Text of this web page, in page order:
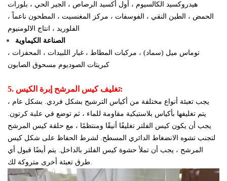
هيدروكسيد الكالسيوم ، أول أكسيد الرصاص ، الجير الحي ، بلورات
الحمض ، الطين النقي ، الفوسفات ، مركز المغنسيت ، المطحون ناعماً ،
الفلوريد ، انتاج الالومنيوم
الصناعة الكيماوية
توماس ميل (سماد) ، مركبات المطاط ، غبار اللبيدات ، المحفزات ،
كبريتات الصوديوم مسحوق الصابون
5. تغليف كيس المرشح إبرة الكيس:
يجب تعبئة أنواع مختلفة من أكياس الترشيح بشكل فردي. بشكل عام ،
يتم تغليفها بأكياس بلاستيكية مقاومة للماء ، ثم توضع في علبة كرتون.
يجب أن يكون كيس الفلتر تغليفًا أنيقًا ومنتظمًا ، مع حلقة كيس المرشح
لتجنب تشوه الانضغاط الدائري المسطح. لشرط الحفاظ على شكل كيس
المرشح ، يجب أن تملأ حشوة كيس الفلتر بالداخل. يتم أيضًا قبول أي
طرق تعبئة أخرى متروكة لك.